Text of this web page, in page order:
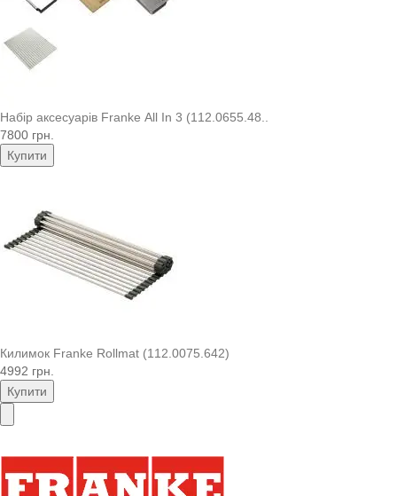
Набір аксесуарів Franke All In 3 (112.0655.48..
7800 грн.
Купити
Килимок Franke Rollmat (112.0075.642)
4992 грн.
Купити